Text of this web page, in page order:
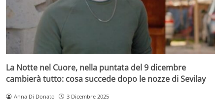
La Notte nel Cuore, nella puntata del 9 dicembre
cambierà tutto: cosa succede dopo le nozze di Sevilay
Anna Di Donato 3 Dicembre 2025